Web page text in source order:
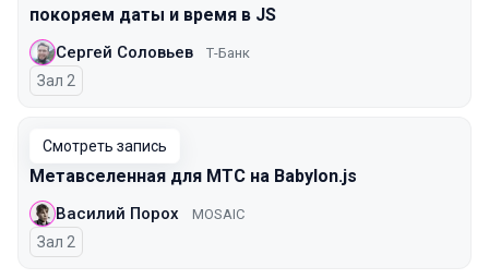
покоряем даты и время в JS
Сергей Соловьев Т-Банк
Зал 2
Смотреть запись
Метавселенная для МТС на Babylon.js
Василий Порох MOSAIC
Зал 2